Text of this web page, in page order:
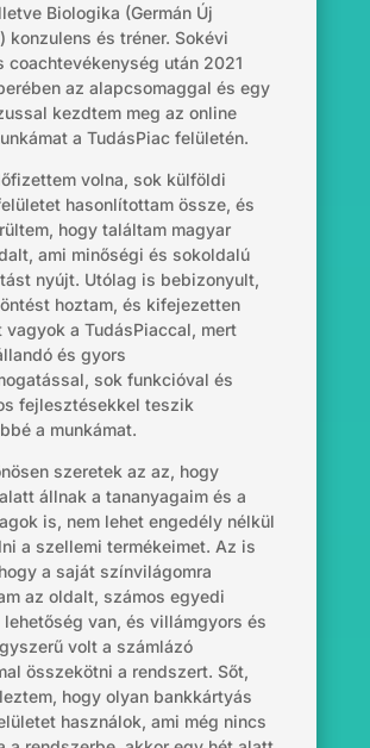
Biologika (Germán Új
konzulens és tréner. Sokévi
coachtevékenység után 2021
az alapcsomaggal és egy
kezdtem meg az online
a TudásPiac felületén.
volna, sok külföldi
hasonlítottam össze, és
hogy találtam magyar
ami minőségi és sokoldalú
nyújt. Utólag is bebizonyult,
hoztam, és kifejezetten
vagyok a TudásPiaccal, mert
és gyors
sok funkcióval és
fejlesztésekkel teszik
a munkámat.
szeretek az az, hogy
állnak a tananyagaim és a
is, nem lehet engedély nélkül
a szellemi termékeimet. Az is
a saját színvilágomra
az oldalt, számos egyedi
van, és villámgyors és
volt a számlázó
összekötni a rendszert. Sőt,
hogy olyan bankkártyás
használok, ami még nincs